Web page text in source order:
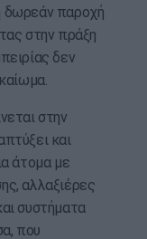
δωρεάν παροχή
στην πράξη
δεν
στην
και
άτομα με
αλλαξιέρες
συστήματα
που